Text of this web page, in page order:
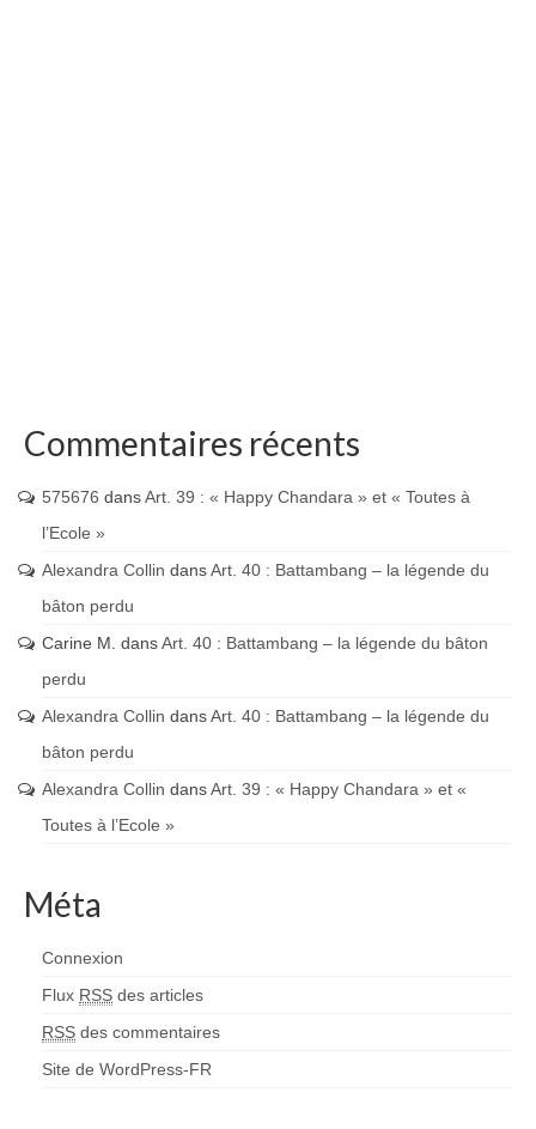
Commentaires récents
575676 dansArt. 39 : « Happy Chandara » et « Toutes à
l’Ecole »
Alexandra Collin dansArt. 40 : Battambang – la légende du
bâton perdu
Carine M. dansArt. 40 : Battambang – la légende du bâton
perdu
Alexandra Collin dansArt. 40 : Battambang – la légende du
bâton perdu
Alexandra Collin dansArt. 39 : « Happy Chandara » et «
Toutes à l’Ecole »
Méta
Connexion
Flux RSS des articles
RSS des commentaires
Site de WordPress-FR